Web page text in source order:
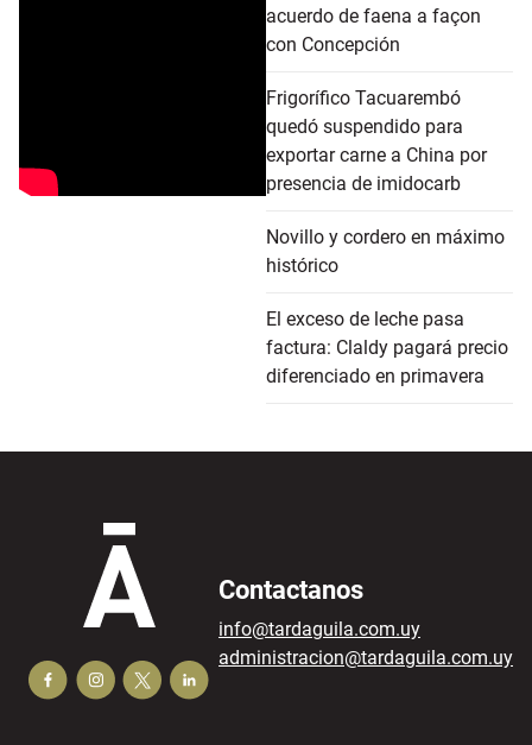
acuerdo de faena a façon
con Concepción
Frigorífico Tacuarembó
quedó suspendido para
exportar carne a China por
presencia de imidocarb
Novillo y cordero en máximo
histórico
El exceso de leche pasa
factura: Claldy pagará precio
diferenciado en primavera
Contactanos
info@tardaguila.com.uy
administracion@tardaguila.com.uy